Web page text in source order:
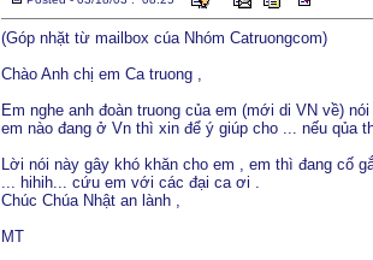
(Góp nhặt từ mailbox cúa Nhóm Catruongcom)
Chào Anh chị em Ca truong ,
Em nghe anh đoàn truong của em (mới di VN về)
em nào đang ở Vn thì xin để ý giúp cho ... nếu qủa
Lời nói này gây khó khăn cho em , em thì đang cố
... hihih... cứu em với các đại ca ơi .
Chúc Chúa Nhật an lành ,
MT